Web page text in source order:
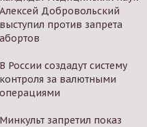
Алексей Добровольский
выступил против запрета
абортов
В России создадут систему
контроля за валютными
операциями
Минкульт запретил показ